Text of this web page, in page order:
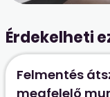
Érdekelheti
Felmentés
megfelelő